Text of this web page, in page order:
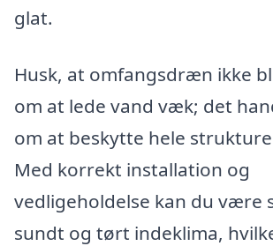
glat.
Husk, at omfangsdræn ikke
om at lede vand væk; det
om at beskytte hele
Med korrekt installation og
vedligeholdelse kan du være
sundt og tørt indeklima,